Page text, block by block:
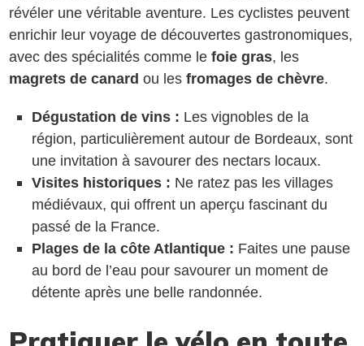
révéler une véritable aventure. Les cyclistes peuvent
enrichir leur voyage de découvertes gastronomiques,
avec des spécialités comme lefoie gras, les
magrets de canard ou lesfromages de chèvre.
Dégustation de vins : Les vignobles de la
région, particulièrement autour de Bordeaux, sont
une invitation à savourer des nectars locaux.
Visites historiques : Ne ratez pas les villages
médiévaux, qui offrent un aperçu fascinant du
passé de la France.
Plages de la côte Atlantique : Faites une pause
au bord de l’eau pour savourer un moment de
détente après une belle randonnée.